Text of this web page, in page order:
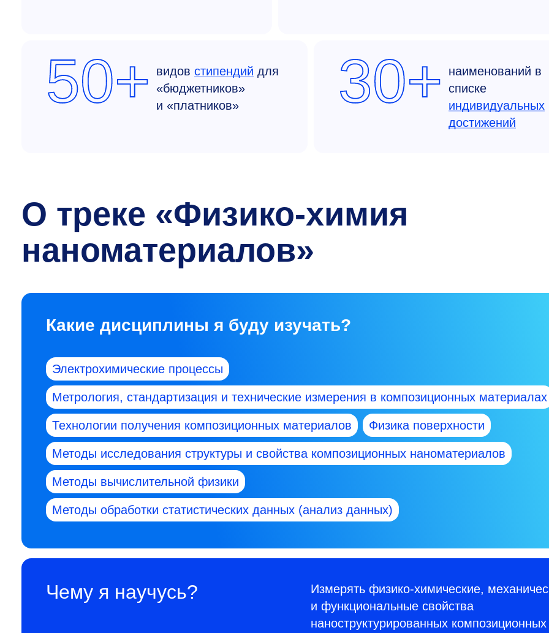
50+ видов стипендий для
«бюджетников»
и «платников»
30+
наименований в
списке
индивидуальных
достижений
О треке «Физико-химия
наноматериалов»
Какие дисциплины я буду изучать?
Электрохимические процессы
Метрология, стандартизация и технические измерения в композиционных материалах
Технологии получения композиционных материалов Физика поверхности
Методы исследования структуры и свойства композиционных наноматериалов
Методы вычислительной физики
Методы обработки статистических данных (анализ данных)
Чему я научусь?
Измерять физико-химические,
и функциональные свойства
наноструктурированных композиционных